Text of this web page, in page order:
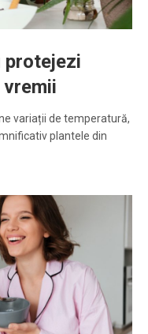
protejezi
variații de temperatură,
plantele din